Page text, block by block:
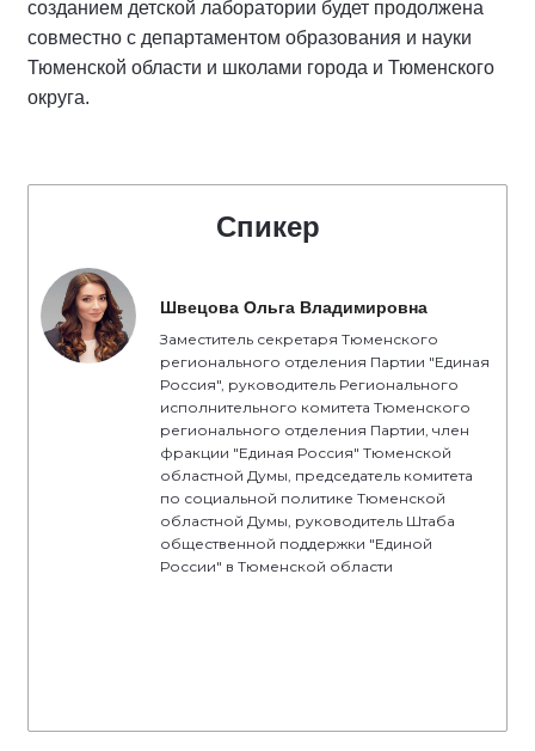
созданием детской лаборатории будет продолжена
совместно с департаментом образования и науки
Тюменской области и школами города и Тюменского
округа.
Спикер
Швецова Ольга Владимировна
Заместитель секретаря Тюменского
регионального отделения Партии "Единая
Россия", руководитель Регионального
исполнительного комитета Тюменского
регионального отделения Партии, член
фракции "Единая Россия" Тюменской
областной Думы, председатель комитета
по социальной политике Тюменской
областной Думы, руководитель Штаба
общественной поддержки "Единой
России" в Тюменской области